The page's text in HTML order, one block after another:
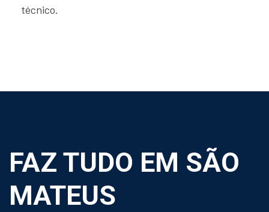
técnico.
FAZ TUDO EM SÃO
MATEUS